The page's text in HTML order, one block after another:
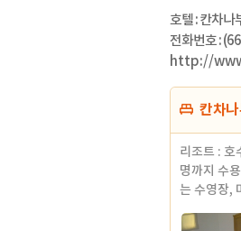
호텔 : 칸차
전화번호 :
http://
칸차
리조트 : 호
명까지 수
는 수영장,